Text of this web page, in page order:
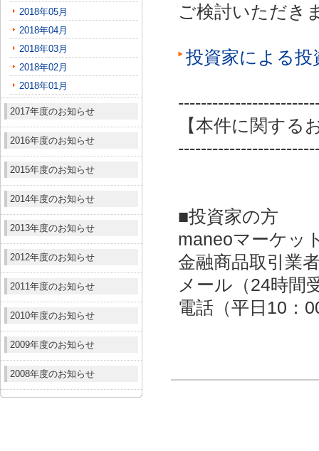
2018年05月
2018年04月
2018年03月
2018年02月
2018年01月
2017年度のお知らせ
2016年度のお知らせ
2015年度のお知らせ
2014年度のお知らせ
2013年度のお知らせ
2012年度のお知らせ
2011年度のお知らせ
2010年度のお知らせ
2009年度のお知らせ
2008年度のお知らせ
ご検討いただき
投資家による
【本件に関する
■投資家の方
maneoマーケッ
金融商品取引業
メール（24時間
電話（平日10：